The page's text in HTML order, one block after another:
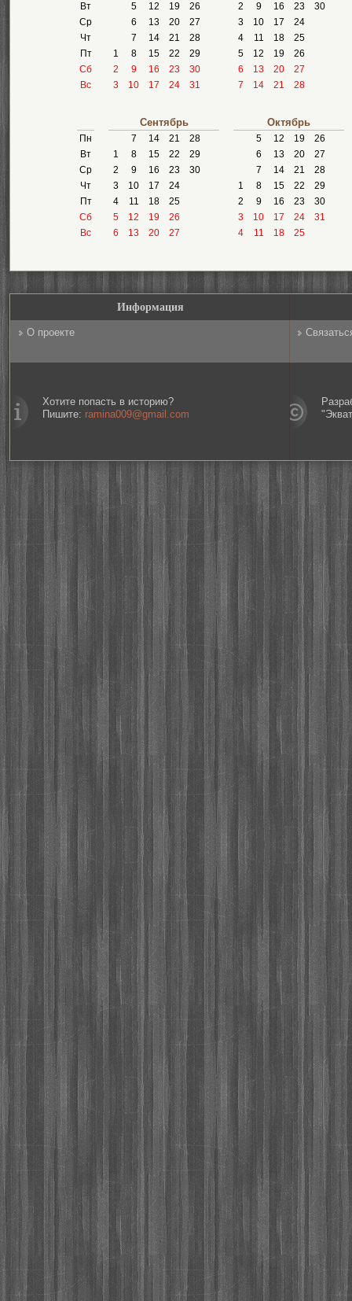
Вт
Ср
Чт
Пт
Сб
Вс
5
12 19
26
6
13 20
27
7
14 21
28
1
8 15 22
29
2
9 16 23
30
3
10 17 24 31
2
9 16 23
30
3
10 17
24
4
11 18
25
5
12 19
26
6
13 20
27
7
14 21 28
Пн
Вт
Ср
Чт
Пт
Сб
Вс
Сентябрь
7 14 21
28
1
8 15 22
29
2
9 16 23
30
3
10 17
24
4
11 18
25
5
12 19
26
6
13 20 27
Октябрь
5 12 19
26
6
13 20
27
7
14 21
28
1
8 15 22
29
2
9 16 23
30
3
10 17 24
31
4
11 18 25
Информация
О проекте
Хотите попасть в историю?
Пишите: ramina009@gmail.com